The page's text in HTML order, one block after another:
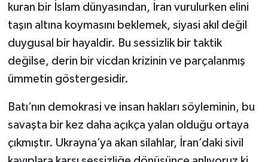
kuran bir İslam dünyasından, İran vurulurken elini
taşın altına koymasını beklemek, siyasi akıl değil
duygusal bir hayaldir. Bu sessizlik bir taktik
değilse, derin bir vicdan krizinin ve parçalanmış
ümmetin göstergesidir.
Batı’nın demokrasi ve insan hakları söyleminin, bu
savaşta bir kez daha açıkça yalan olduğu ortaya
çıkmıştır. Ukrayna’ya akan silahlar, İran’daki sivil